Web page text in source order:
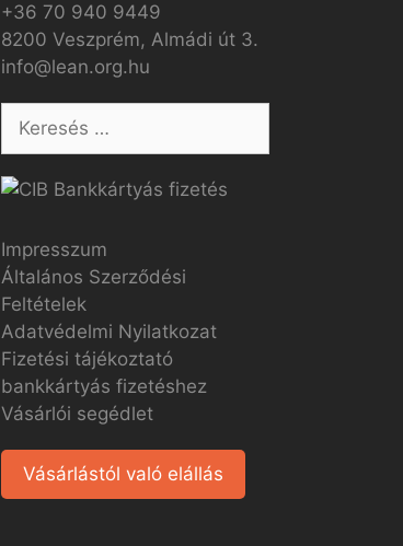
+36 70 940 9449
8200 Veszprém, Almádi út 3.
info@lean.org.hu
Impresszum
Általános Szerződési
Feltételek
Adatvédelmi Nyilatkozat
Fizetési tájékoztató
bankkártyás fizetéshez
Vásárlói segédlet
Vásárlástól való elállás